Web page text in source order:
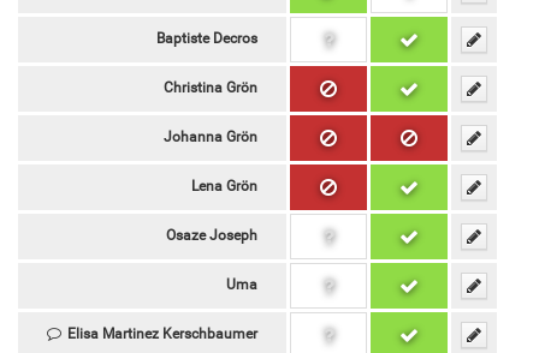
Baptiste Decros
Christina Grön
Johanna Grön
Lena Grön
Osaze Joseph
Uma
Elisa Martinez Kerschbaumer